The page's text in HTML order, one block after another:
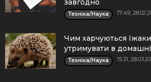
завгодно
Техніка/Наука 17:49,
Чим харчуються
утримувати в
Техніка/Наука 15:31,